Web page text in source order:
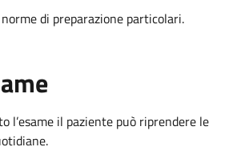
di preparazione particolari.
l’esame il paziente può riprendere le